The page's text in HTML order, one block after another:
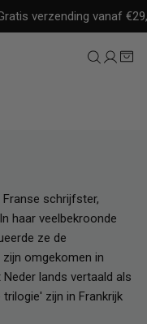
verzending vanaf
schrijfster,
haar veelbekroonde
ze de
omgekomen in
lands vertaald als
zijn in Frankrijk